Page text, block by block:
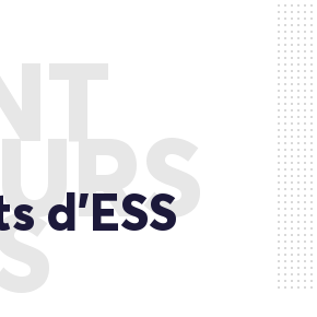
d’ESS